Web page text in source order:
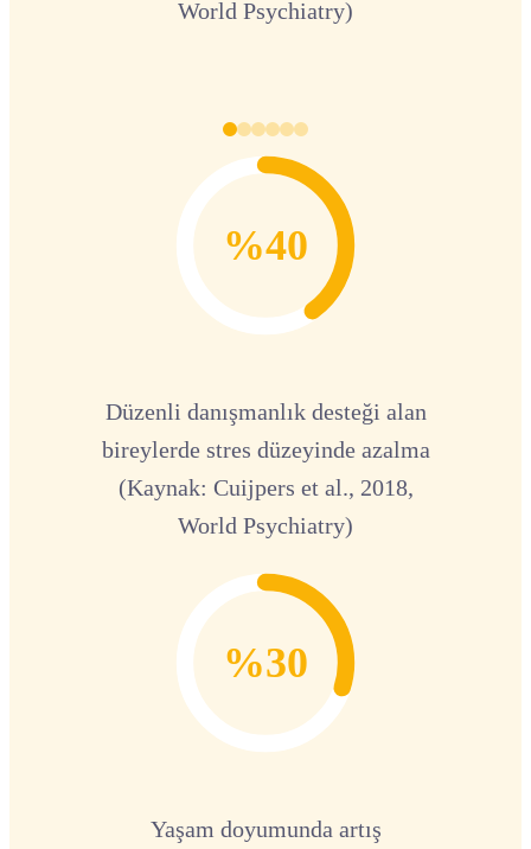
World Psychiatry)
%40
Düzenli danışmanlık desteği alan
bireylerde stres düzeyinde azalma
(Kaynak: Cuijpers et al., 2018,
World Psychiatry)
%30
Yaşam doyumunda artış